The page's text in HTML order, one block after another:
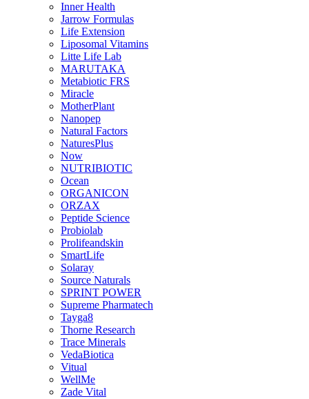
Inner Health
Jarrow Formulas
Life Extension
Liposomal Vitamins
Litte Life Lab
MARUTAKA
Metabiotic FRS
Miracle
MotherPlant
Nanopep
Natural Factors
NaturesPlus
Now
NUTRIBIOTIC
Ocean
ORGANICON
ORZAX
Peptide Science
Probiolab
Prolifeandskin
SmartLife
Solaray
Source Naturals
SPRINT POWER
Supreme Pharmatech
Tayga8
Thorne Research
Trace Minerals
VedaBiotica
Vitual
WellMe
Zade Vital